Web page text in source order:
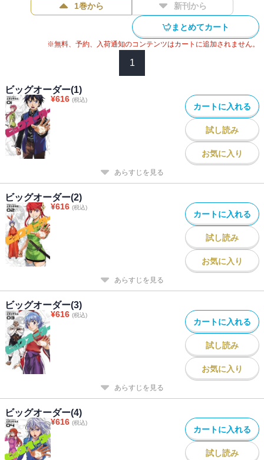
1巻から 新刊から
まとめてカート
※無料、予約、入荷通知のコンテンツはカートに追加されません。
1
ビッグオーダー(1)
¥616 (税込)
カートに入れる
試し読み
お気に入り
あらすじを見る
ビッグオーダー(2)
¥616 (税込)
カートに入れる
試し読み
お気に入り
あらすじを見る
ビッグオーダー(3)
¥616 (税込)
カートに入れる
試し読み
お気に入り
あらすじを見る
ビッグオーダー(4)
¥616 (税込)
カートに入れる
試し読み